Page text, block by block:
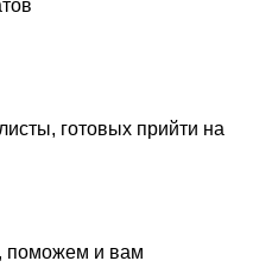
готовых прийти на
поможем и вам